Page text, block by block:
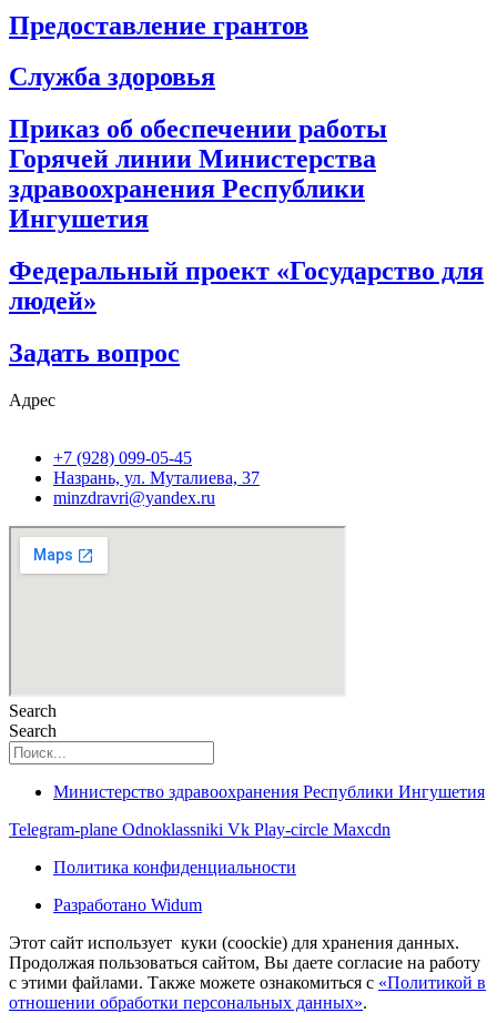
Предоставление грантов
Служба здоровья
Приказ об обеспечении работы
Горячей линии Министерства
здравоохранения Республики
Ингушетия
Федеральный проект «Государство для
людей»
Задать вопрос
Адрес
+7 (928) 099-05-45
Назрань, ул. Муталиева, 37
minzdravri@yandex.ru
Search
Search
Министерство здравоохранения Республики Ингушетия
Telegram-plane Odnoklassniki Vk Play-circle Maxcdn
Политика конфиденциальности
Разработано Widum
Этот сайт использует куки (coockie) для хранения данных.
Продолжая пользоваться сайтом, Вы даете согласие на работу
с этими файлами. Также можете ознакомиться с «Политикой в
отношении обработки персональных данных».